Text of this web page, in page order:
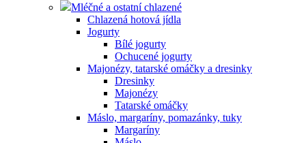
Mléčné a ostatní chlazené
Chlazená hotová jídla
Jogurty
Bílé jogurty
Ochucené jogurty
Majonézy, tatarské omáčky a dresinky
Dresinky
Majonézy
Tatarské omáčky
Máslo, margaríny, pomazánky, tuky
Margaríny